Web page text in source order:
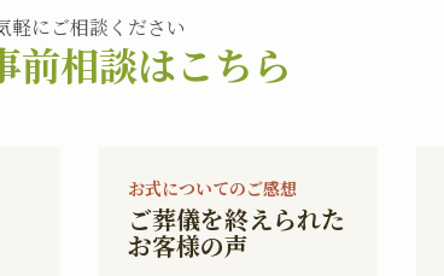
軽にご相談ください
前相談はこちら
お式についてのご感想
ご葬儀を終えられた
お客様の声